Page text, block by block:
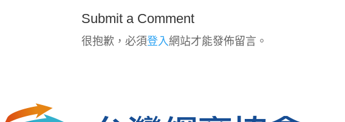
Submit a Comment
很抱歉，必須登入網站才能發佈留言。